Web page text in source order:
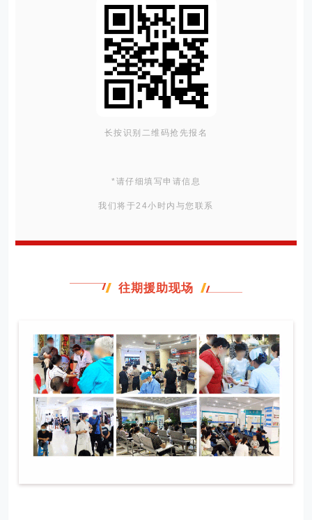
长按识别二维码抢先报名
*请仔细填写申请信息
我们将于24小时内与您联系
往期援助现场